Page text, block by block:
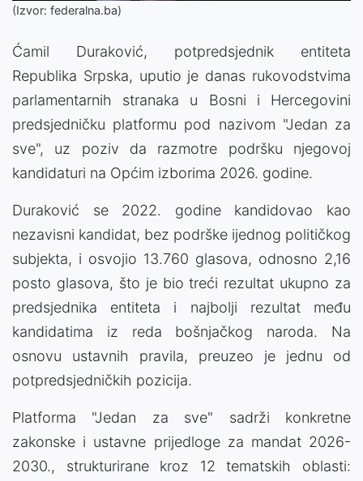
(Izvor: federalna.ba)
Ćamil Duraković, potpredsjednik entiteta
Republika Srpska, uputio je danas rukovodstvima
parlamentarnih stranaka u Bosni i Hercegovini
predsjedničku platformu pod nazivom "Jedan za
sve", uz poziv da razmotre podršku njegovoj
kandidaturi na Općim izborima 2026. godine.
Duraković se 2022. godine kandidovao kao
nezavisni kandidat, bez podrške ijednog političkog
subjekta, i osvojio 13.760 glasova, odnosno 2,16
posto glasova, što je bio treći rezultat ukupno za
predsjednika entiteta i najbolji rezultat među
kandidatima iz reda bošnjačkog naroda. Na
osnovu ustavnih pravila, preuzeo je jednu od
potpredsjedničkih pozicija.
Platforma "Jedan za sve" sadrži konkretne
zakonske i ustavne prijedloge za mandat 2026-
2030., strukturirane kroz 12 tematskih oblasti: